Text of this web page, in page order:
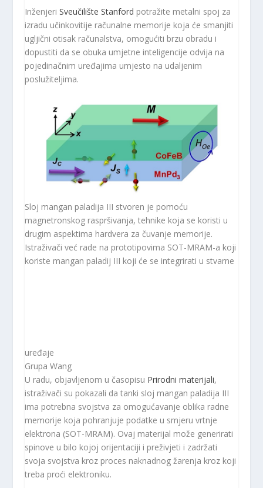
InženjeriSveučilište Stanford potražite metalni spoj za
izradu učinkovitije računalne memorije koja će smanjiti
ugljični otisak računalstva, omogućiti brzu obradu i
dopustiti da se obuka umjetne inteligencije odvija na
pojedinačnim uređajima umjesto na udaljenim
poslužiteljima.
Sloj mangan paladija III stvoren je pomoću
magnetronskog raspršivanja, tehnike koja se koristi u
drugim aspektima hardvera za čuvanje memorije.
Istraživači već rade na prototipovima SOT-MRAM-a koji
koriste mangan paladij III koji će se integrirati u stvarne
uređaje
Grupa Wang
U radu, objavljenom u časopisu Prirodni materijali,
istraživači su pokazali da tanki sloj mangan paladija III
ima potrebna svojstva za omogućavanje oblika radne
memorije koja pohranjuje podatke u smjeru vrtnje
elektrona (SOT-MRAM). Ovaj materijal može generirati
spinove u bilo kojoj orijentaciji i preživjeti i zadržati
svoja svojstva kroz proces naknadnog žarenja kroz koji
treba proći elektroniku.